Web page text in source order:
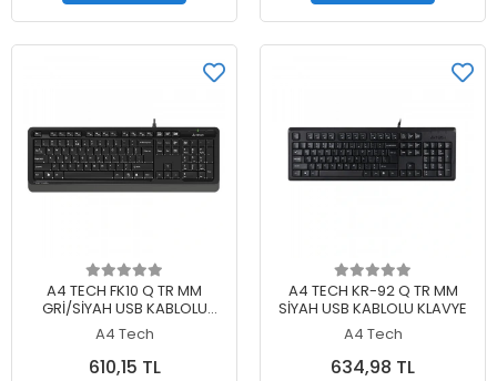
Sepete Ekle
A4 TECH FK10 Q TR MM
GRİ/SİYAH USB KABLOLU
KLAVYE
A4 Tech
610,15 TL
Sepete Ekle
A4 TECH KR-92 Q TR MM
SİYAH USB KABLOLU KLAVYE
A4 Tech
634,98 TL